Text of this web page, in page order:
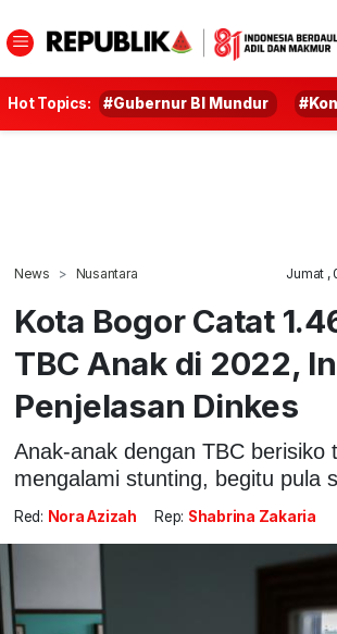
Hot Topics: #Gubernur BI Mundur
News Nusantara Jumat ,
Kota Bogor Catat
TBC Anak di 2022,
Penjelasan Dinkes
Anak-anak dengan TBC berisiko
mengalami stunting, begitu pula
Red: Nora Azizah Rep: Shabrina Zakaria